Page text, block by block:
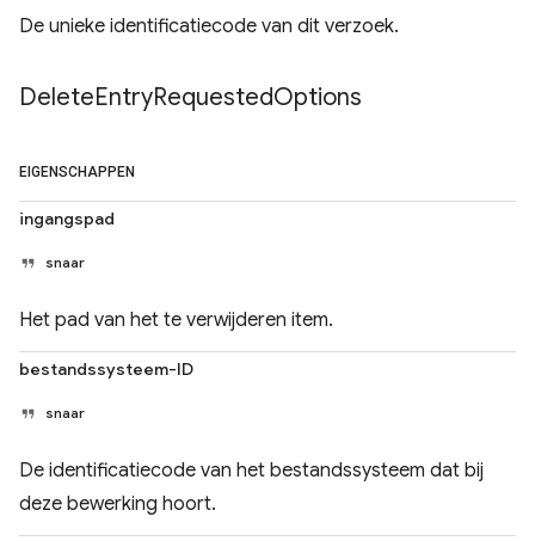
De unieke identificatiecode van dit verzoek.
DeleteEntryRequestedOptions
EIGENSCHAPPEN
ingangspad
snaar
Het pad van het te verwijderen item.
bestandssysteem-ID
snaar
De identificatiecode van het bestandssysteem dat bij
deze bewerking hoort.